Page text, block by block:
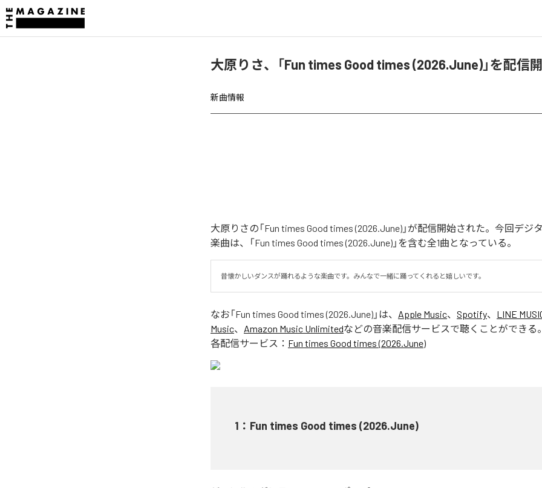
大原りさ、「Fun times Good times (2026.June)」を配信
新曲情報
大原りさの「Fun times Good times (2026.June)」が配信開始された。今回デジ
楽曲は、「Fun times Good times (2026.June)」を含む全1曲となっている。
昔懐かしいダンスが踊れるような楽曲です。みんなで一緒に踊ってくれると嬉しいです。
なお「Fun times Good times (2026.June) 」は、 Apple Music、 Spotify、 LINE
Music、 Amazon Music Unlimitedなどの音楽配信サービスで聴くことができる。
各配信サービス： Fun times Good times (2026.June)
1 ： Fun times Good times (2026.June)